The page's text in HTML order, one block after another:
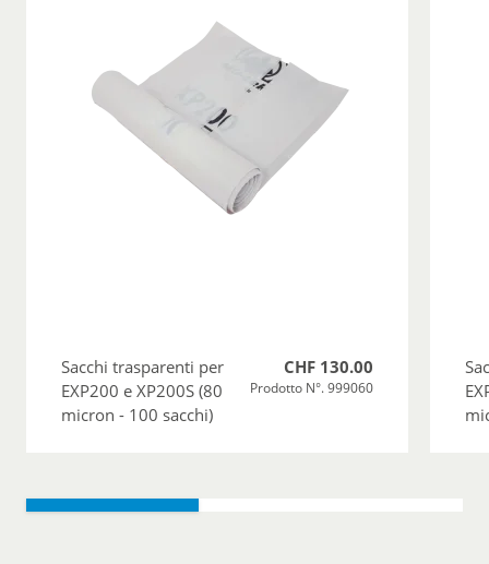
Sacchi trasparenti per
EXP200 e XP200S (80
micron - 100 sacchi)
CHF 130.00
Prodotto N°. 999060